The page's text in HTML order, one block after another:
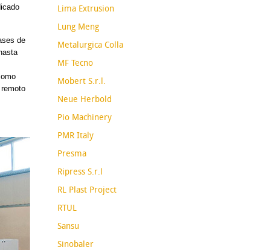
de
Lima Extrusion
Lung Meng
Metalurgica Colla
MF Tecno
Mobert S.r.l.
Neue Herbold
Pio Machinery
PMR Italy
Presma
Ripress S.r.l
RL Plast Project
RTUL
Sansu
Sinobaler